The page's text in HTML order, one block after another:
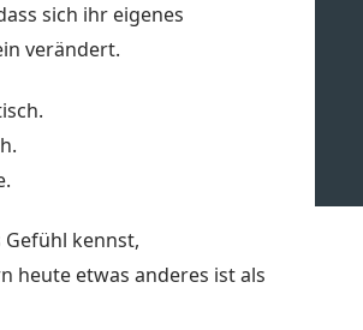
sich ihr eigenes
verändert.
Gefühl kennst,
heute etwas anderes ist als